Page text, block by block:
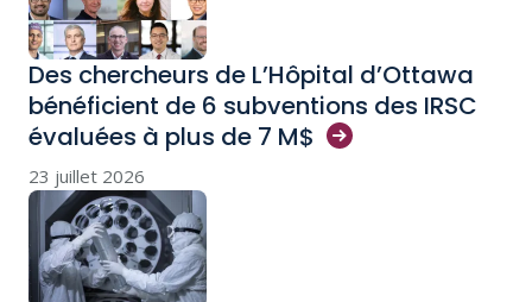
Des chercheurs de L’Hôpital d’Ottawa
bénéficient de 6 subventions des IRSC
évaluées à plus de 7 M$
23 juillet 2026